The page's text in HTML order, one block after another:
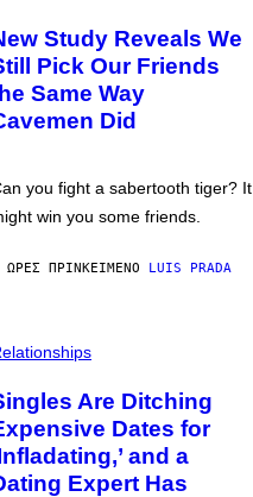
Study Reveals We
Pick Our Friends
Same Way
Did
you fight a sabertooth tiger? It
win you some friends.
ΏΡΕΣ ΠΡΙΝΚΕΊΜΕΝΟ LUIS PRADA
Are Ditching
Dates for
and a
Expert Has